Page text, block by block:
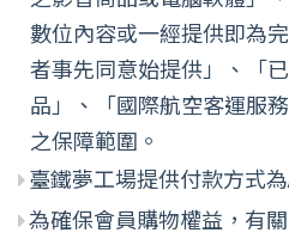
數位內容或一經提供即為
者事先同意始提供」、「
品」、「國際航空客運服
之保障範圍。
臺鐵夢工場提供付款方式
為確保會員購物權益，有